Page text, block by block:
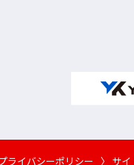
ライバシーポリシー 〉 サ